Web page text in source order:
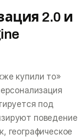
2.0 и
купили то»
под
поведение
географическое